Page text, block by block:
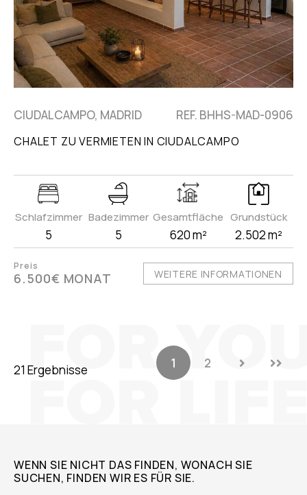
CIUDALCAMPO, MADRID REF. BHHS-MAD-0906
CHALET ZU VERMIETEN IN CIUDALCAMPO
Schlafzimmer
5
Badezimmer
5
Gesamtfläche
620 m²
Grundstück
2.502 m²
Preis
6.500€ MONAT WEITERE INFORMATIONEN
21 Ergebnisse 1 2
WENN SIE NICHT DAS FINDEN, WONACH SIE
SUCHEN, FINDEN WIR ES FÜR SIE.